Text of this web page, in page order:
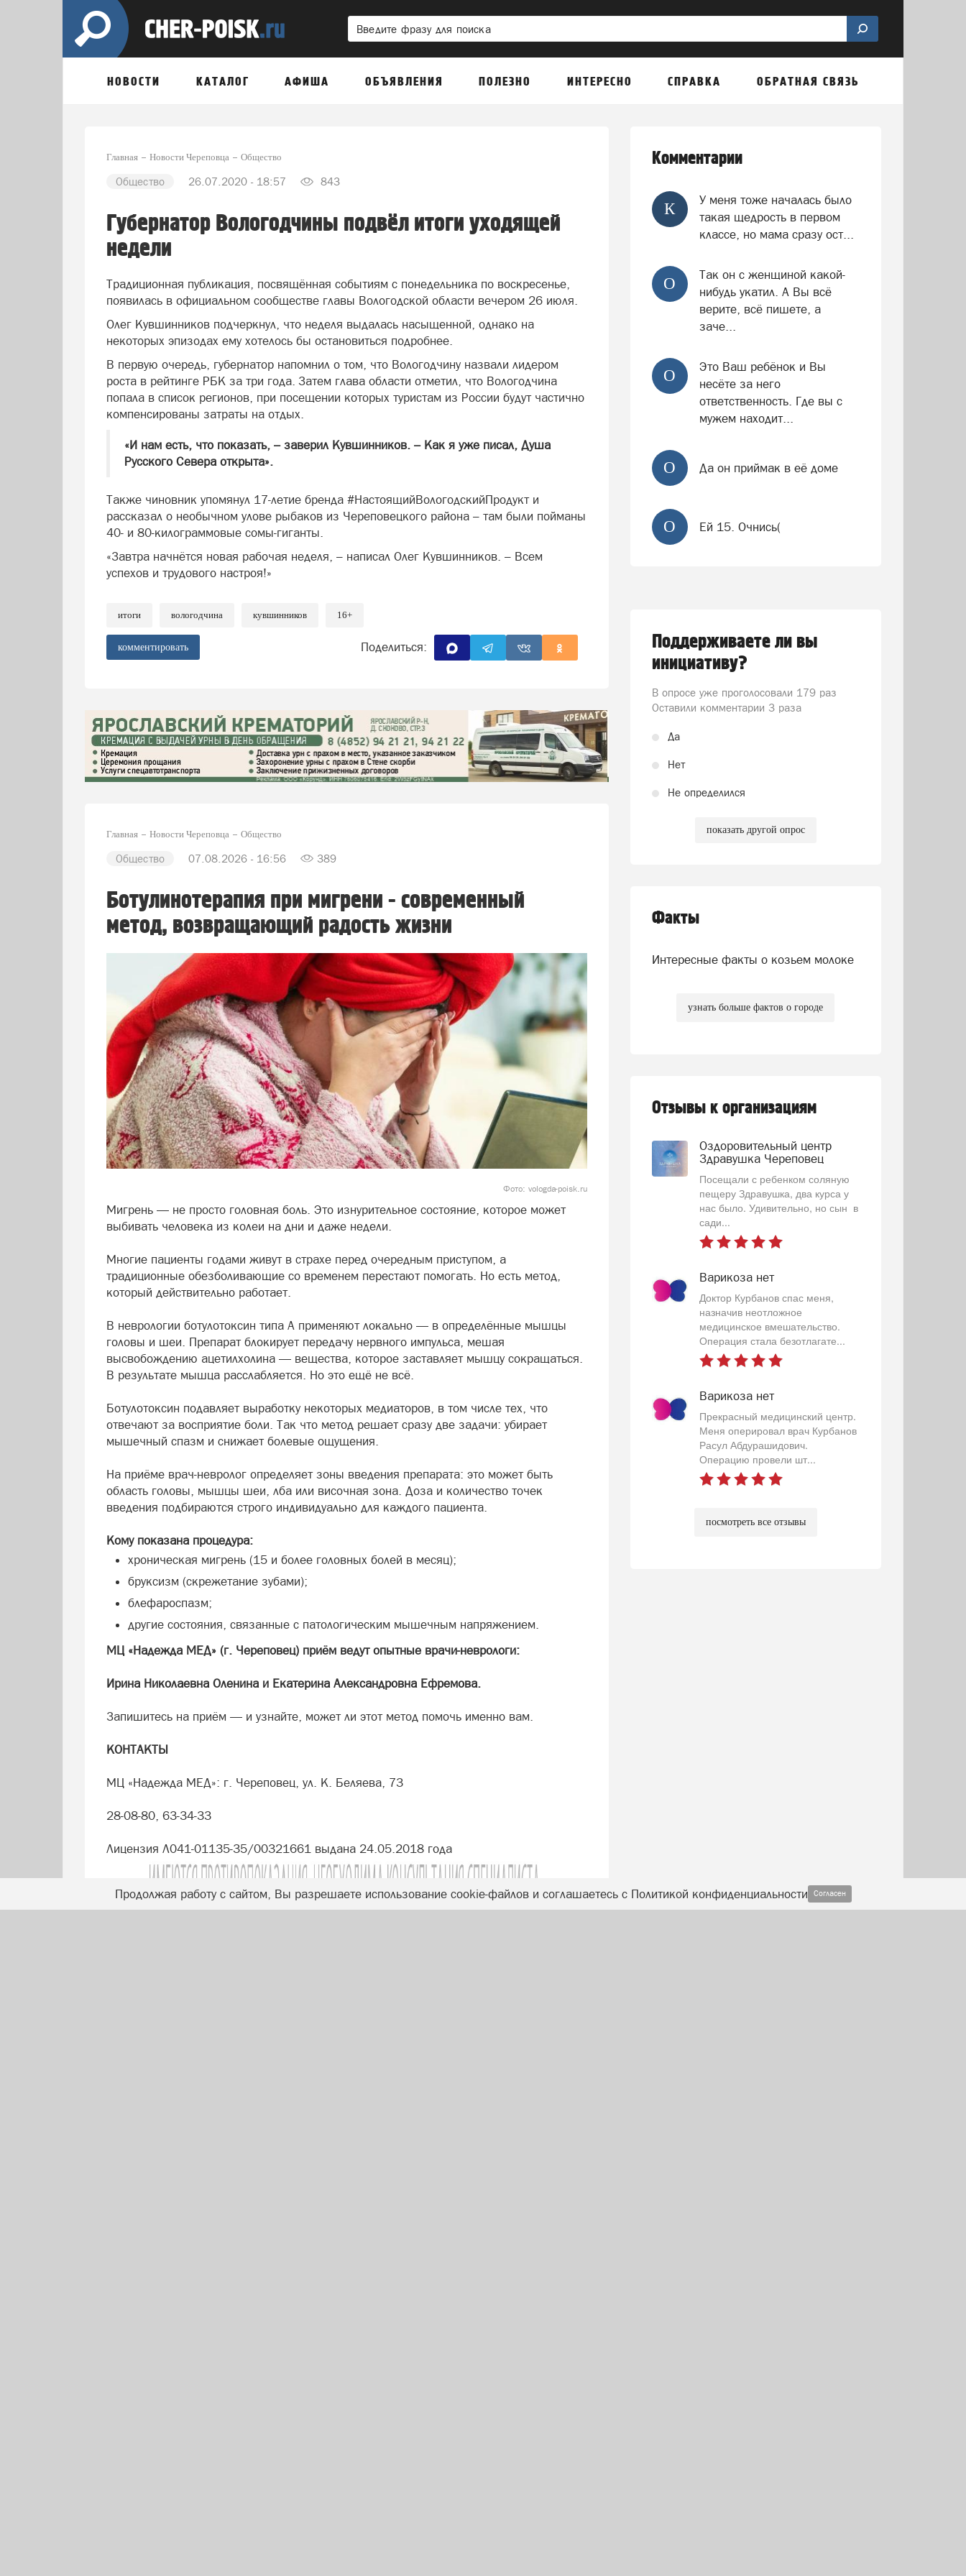
НОВОСТИ КАТАЛОГ АФИША ОБЪЯВЛЕНИЯ ПОЛЕЗНО ИНТЕРЕСНО СПРАВКА ОБРАТНАЯ СВЯЗЬ
Главная Новости Череповца Общество
Общество 26.07.2020 - 18:57 843
Губернатор Вологодчины подвёл итоги уходящей
недели
Традиционная публикация, посвящённая событиям с понедельника по воскресенье,
появилась в официальном сообществе главы Вологодской области вечером 26 июля.
Олег Кувшинников подчеркнул, что неделя выдалась насыщенной, однако на
некоторых эпизодах ему хотелось бы остановиться подробнее.
В первую очередь, губернатор напомнил о том, что Вологодчину назвали лидером
роста в рейтинге РБК за три года. Затем глава области отметил, что Вологодчина
попала в список регионов, при посещении которых туристам из России будут частично
компенсированы затраты на отдых.
«И нам есть, что показать, – заверил Кувшинников. – Как я уже писал, Душа
Русского Севера открыта».
Также чиновник упомянул 17-летие бренда #НастоящийВологодскийПродукт и
рассказал о необычном улове рыбаков из Череповецкого района – там были пойманы
40- и 80-килограммовые сомы-гиганты.
«Завтра начнётся новая рабочая неделя, – написал Олег Кувшинников. – Всем
успехов и трудового настроя!»
итоги вологодчина кувшинников 16+
комментировать Поделиться:
Главная Новости Череповца Общество
Общество 07.08.2026 - 16:56 389
Ботулинотерапия при мигрени - современный
метод, возвращающий радость жизни
Фото: vologda-poisk.ru
Мигрень — не просто головная боль. Это изнурительное состояние, которое может
выбивать человека из колеи на дни и даже недели.
Многие пациенты годами живут в страхе перед очередным приступом, а
традиционные обезболивающие со временем перестают помогать. Но есть метод,
который действительно работает.
В неврологии ботулотоксин типа А применяют локально — в определённые мышцы
головы и шеи. Препарат блокирует передачу нервного импульса, мешая
высвобождению ацетилхолина — вещества, которое заставляет мышцу сокращаться.
В результате мышца расслабляется. Но это ещё не всё.
Ботулотоксин подавляет выработку некоторых медиаторов, в том числе тех, что
отвечают за восприятие боли. Так что метод решает сразу две задачи: убирает
мышечный спазм и снижает болевые ощущения.
На приёме врач-невролог определяет зоны введения препарата: это может быть
область головы, мышцы шеи, лба или височная зона. Доза и количество точек
введения подбираются строго индивидуально для каждого пациента.
Кому показана процедура:
хроническая мигрень (15 и более головных болей в месяц);
бруксизм (скрежетание зубами);
блефароспазм;
другие состояния, связанные с патологическим мышечным напряжением.
МЦ «Надежда МЕД» (г. Череповец) приём ведут опытные врачи-неврологи:
Ирина Николаевна Оленина и Екатерина Александровна Ефремова.
Запишитесь на приём — и узнайте, может ли этот метод помочь именно вам.
КОНТАКТЫ
МЦ «Надежда МЕД»: г. Череповец, ул. К. Беляева, 73
28-08-80, 63-34-33
Лицензия Л041-01135-35/00321661 выдана 24.05.2018 года
Комментарии
К
У меня тоже началась было
такая щедрость в первом
классе, но мама сразу ост...
О
Так он с женщиной какой-
нибудь укатил. А Вы всё
верите, всё пишете, а
заче...
О
Это Ваш ребёнок и Вы
несёте за него
ответственность. Где вы с
мужем находит...
О Да он приймак в её доме
О Ей 15. Очнись(
Поддерживаете ли вы
инициативу?
В опросе уже проголосовали 179 раз
Оставили комментарии 3 раза
Да
Нет
Не определился
показать другой опрос
Факты
Интересные факты о козьем молоке
узнать больше фактов о городе
Отзывы к организациям
Оздоровительный центр
Здравушка Череповец
Посещали с ребенком соляную
пещеру Здравушка, два курса у
нас было. Удивительно, но сын в
сади...
Варикоза нет
Доктор Курбанов спас меня,
назначив неотложное
медицинское вмешательство.
Операция стала безотлагате...
Варикоза нет
Прекрасный медицинский центр.
Меня оперировал врач Курбанов
Расул Абдурашидович.
Операцию провели шт...
посмотреть все отзывы
Продолжая работу с сайтом, Вы разрешаете использование cookie-файлов и соглашаетесь с Политикой конфиденциальности Согласен